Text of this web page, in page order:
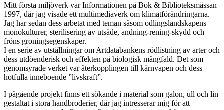
Mitt första miljöverk var Informationen på Bok & Biblioteksmässan
1997, där jag visade ett multimediaverk om klimatförändringarna.
Jag har sedan dess arbetat med teman såsom odlingslandskapens
monokulturer, sterilisering av utsäde, andning-rening-skydd och
fröns groningsegenskaper.
I en serie av utställningar om Artdatabankens rödlistning av arter och
dess utdöenderisk och effekten på biologisk mångfald. Det som
genomsyrade verket var återkopplingen till kärnvapen och dess
hotfulla inneboende ”livskraft”.
I pågående projekt finns ett sökande i material som galon, ull och lin
gestaltat i stora handbroderier, där jag intresserar mig för att